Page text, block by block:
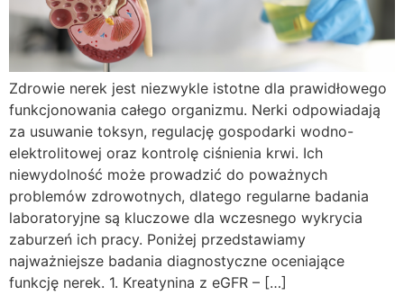
Zdrowie nerek jest niezwykle istotne dla prawidłowego
funkcjonowania całego organizmu. Nerki odpowiadają
za usuwanie toksyn, regulację gospodarki wodno-
elektrolitowej oraz kontrolę ciśnienia krwi. Ich
niewydolność może prowadzić do poważnych
problemów zdrowotnych, dlatego regularne badania
laboratoryjne są kluczowe dla wczesnego wykrycia
zaburzeń ich pracy. Poniżej przedstawiamy
najważniejsze badania diagnostyczne oceniające
funkcję nerek. 1. Kreatynina z eGFR – […]